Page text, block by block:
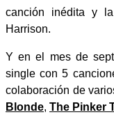
canción inédita y
Harrison.
Y en el mes de
single con 5
colaboración de
Blonde, The Pinker